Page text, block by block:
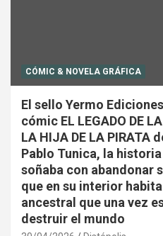
CÓMIC & NOVELA GRÁFICA
El sello Yermo
cómic EL LEGADO DE
LA HIJA DE LA PIRATA
Pablo Tunica, la
soñaba con abandonar
que en su interior
ancestral que una vez
destruir el mundo